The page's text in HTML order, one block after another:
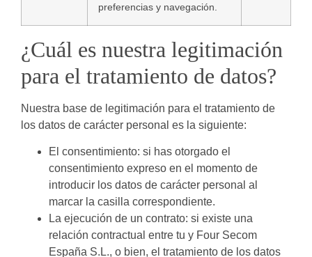
preferencias y navegación.
¿Cuál es nuestra legitimación
para el tratamiento de datos?
Nuestra base de legitimación para el tratamiento de
los datos de carácter personal es la siguiente:
El consentimiento: si has otorgado el
consentimiento expreso en el momento de
introducir los datos de carácter personal al
marcar la casilla correspondiente.
La ejecución de un contrato: si existe una
relación contractual entre tu y Four Secom
España S.L., o bien, el tratamiento de los datos